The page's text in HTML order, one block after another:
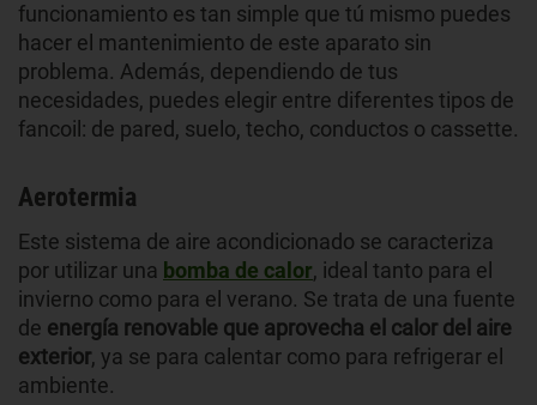
funcionamiento es tan simple que tú mismo puedes
hacer el mantenimiento de este aparato sin
problema. Además, dependiendo de tus
necesidades, puedes elegir entre diferentes tipos de
fancoil: de pared, suelo, techo, conductos o cassette.
Aerotermia
Este sistema de aire acondicionado se caracteriza
por utilizar una bomba de calor, ideal tanto para el
invierno como para el verano. Se trata de una fuente
de energía renovable que aprovecha el calor del aire
exterior, ya se para calentar como para refrigerar el
ambiente.